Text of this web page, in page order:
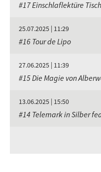
#17 Einschlaflektüre
25.07.2025 | 11:29
#16 Tour de Lipo
27.06.2025 | 11:39
#15 Die Magie von
13.06.2025 | 15:50
#14 Telemark in Silber